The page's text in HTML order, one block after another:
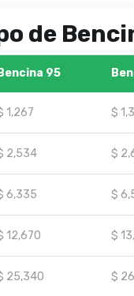
de
Bencina 95
1,267 $
2,534 $
6,335 $
12,670 $
25,340 $